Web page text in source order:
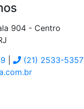
904 - Centro
(21) 2533-5357